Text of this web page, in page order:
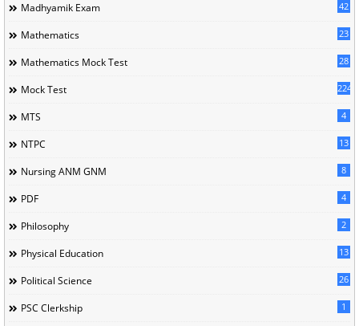
Madhyamik Exam 42
Mathematics 23
Mathematics Mock Test 28
Mock Test 224
MTS 4
NTPC 13
Nursing ANM GNM 8
PDF 4
Philosophy 2
Physical Education 13
Political Science 26
PSC Clerkship 1